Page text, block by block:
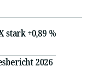
stark +0,89 %
2026